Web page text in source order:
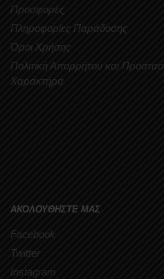
Προσφορές
Πληροφορίες Παράδοσης
Όροι Χρήσης
Πολιτική Απορρήτου και
Χαρακτήρα
ΑΚΟΛΟΥΘΗΣΤΕ ΜΑΣ
Facebook
Twitter
Instagram